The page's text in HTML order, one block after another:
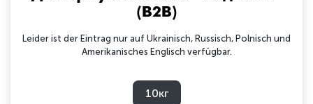
(B2B)
Leider ist der Eintrag nur auf Ukrainisch, Russisch, Polnisch und
Amerikanisches Englisch verfügbar.
10кг